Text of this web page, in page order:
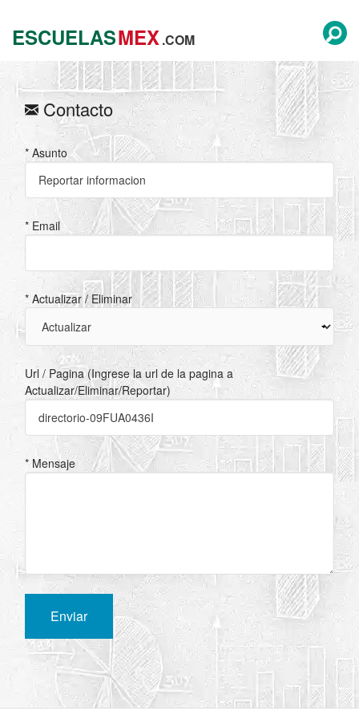
ESCUELASMEX.COM
Contacto
* Asunto
* Email
* Actualizar / Eliminar
Url / Pagina (Ingrese la url de la pagina a
Actualizar/Eliminar/Reportar)
* Mensaje
Enviar